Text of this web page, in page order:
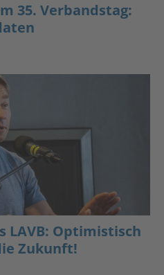
35. Verbandstag:
LAVB: Optimistisch
Zukunft!